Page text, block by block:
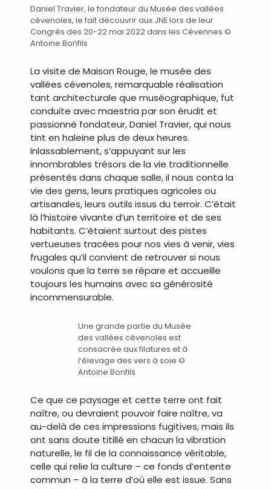
Daniel Travier, le fondateur du Musée des vallées
cévenoles, le fait découvrir aux JNE lors de leur
Congrès des 20-22 mai 2022 dans les Cévennes ©
Antoine Bonfils
La visite de Maison Rouge, le musée des
vallées cévenoles, remarquable réalisation
tant architecturale que muséographique, fut
conduite avec maestria par son érudit et
passionné fondateur, Daniel Travier, qui nous
tint en haleine plus de deux heures.
Inlassablement, s’appuyant sur les
innombrables trésors de la vie traditionnelle
présentés dans chaque salle, il nous conta la
vie des gens, leurs pratiques agricoles ou
artisanales, leurs outils issus du terroir. C’était
là l’histoire vivante d’un territoire et de ses
habitants. C’étaient surtout des pistes
vertueuses tracées pour nos vies à venir, vies
frugales qu’il convient de retrouver si nous
voulons que la terre se répare et accueille
toujours les humains avec sa générosité
incommensurable.
Une grande partie du Musée
des vallées cévenoles est
consacrée aux filatures et à
l’élevage des vers à soie ©
Antoine Bonfils
Ce que ce paysage et cette terre ont fait
naître, ou devraient pouvoir faire naître, va
au-delà de ces impressions fugitives, mais ils
ont sans doute titillé en chacun la vibration
naturelle, le fil de la connaissance véritable,
celle qui relie la culture – ce fonds d’entente
commun – à la terre d’où elle est issue. Sans